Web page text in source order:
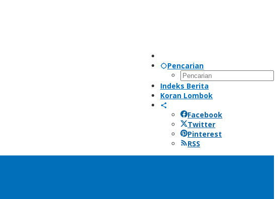
Pencarian
Indeks Berita
Koran Lombok
Facebook
Twitter
Pinterest
RSS